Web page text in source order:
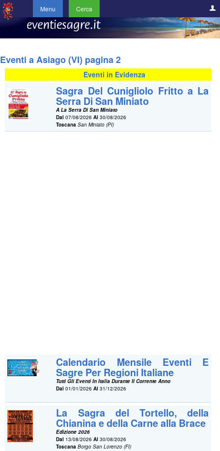
Menu Cerca
Eventi a Asiago (VI) pagina 2
Eventi in Evidenza
Sagra Del Cunigliolo Fritto a La
Serra Di San Miniato
A La Serra Di San Miniato
Dal 07/08/2026Al 30/08/2026
Toscana San Miniato (PI)
Calendario Mensile Eventi E
Sagre Per Regioni Italiane
Tutti Gli Eventi In Italia Durante Il Corrente Anno
Dal 01/01/2026Al 31/12/2026
La Sagra del Tortello, della
Chianina e della Carne alla Brace
Edizione 2026
Dal 13/08/2026Al 30/08/2026
Toscana Borgo San Lorenzo (FI)